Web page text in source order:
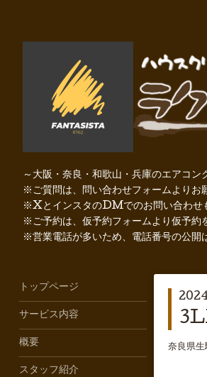
～大阪・奈良・和歌山・兵庫のエアコ
※ご質問は、問い合わせフォームよりお
※XとインスタのDMでのお問い合わせ
※ご予約は、仮予約フォームより仮予約
※営業電話が多いため、電話番号の公開
奈良県
トップページ
サービス内容
概要
スタッフ紹介